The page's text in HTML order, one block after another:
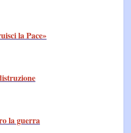
la Pace»
la guerra